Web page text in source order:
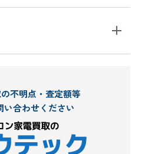
不明点・査定額等
い合わせください